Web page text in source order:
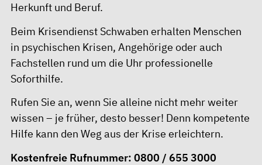
Herkunft und Beruf.
Beim Krisendienst Schwaben erhalten Menschen
in psychischen Krisen, Angehörige oder auch
Fachstellen rund um die Uhr professionelle
Soforthilfe.
Rufen Sie an, wenn Sie alleine nicht mehr weiter
wissen – je früher, desto besser! Denn kompetente
Hilfe kann den Weg aus der Krise erleichtern.
Kostenfreie Rufnummer: 0800 / 655 3000